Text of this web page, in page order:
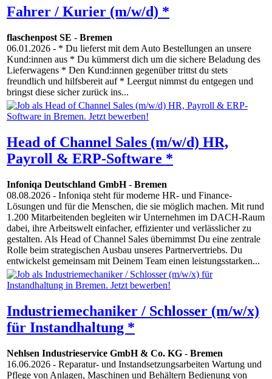
Fahrer / Kurier (m/w/d) *
flaschenpost SE - Bremen
06.01.2026 - * Du lieferst mit dem Auto Bestellungen an unsere
Kund:innen aus * Du kümmerst dich um die sichere Beladung des
Lieferwagens * Den Kund:innen gegenüber trittst du stets
freundlich und hilfsbereit auf * Leergut nimmst du entgegen und
bringst diese sicher zurück ins...
Head of Channel Sales (m/w/d) HR,
Payroll & ERP-Software *
Infoniqa Deutschland GmbH- Bremen
08.08.2026 - Infoniqa steht für moderne HR- und Finance-
Lösungen und für die Menschen, die sie möglich machen. Mit rund
1.200 Mitarbeitenden begleiten wir Unternehmen im DACH-Raum
dabei, ihre Arbeitswelt einfacher, effizienter und verlässlicher zu
gestalten. Als Head of Channel Sales übernimmst Du eine zentrale
Rolle beim strategischen Ausbau unseres Partnervertriebs. Du
entwickelst gemeinsam mit Deinem Team einen leistungsstarken...
Industriemechaniker / Schlosser (m/w/x)
für Instandhaltung *
Nehlsen Industrieservice GmbH & Co. KG - Bremen
16.06.2026 - Reparatur- und Instandsetzungsarbeiten Wartung und
Pflege von Anlagen, Maschinen und Behältern Bedienung von